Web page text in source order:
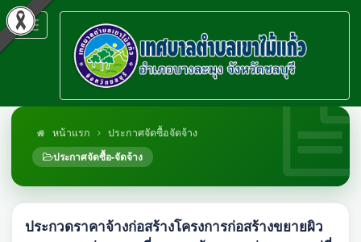
Toggle
navigation
หน้าแรก
ประกาศจัดซื้อจัดจ้าง
ประกาศจัดซื้อ-จัดจ้าง
ประกวดราคาจ้างก่อสร้างโครงการก่อสร้างขยายผิว